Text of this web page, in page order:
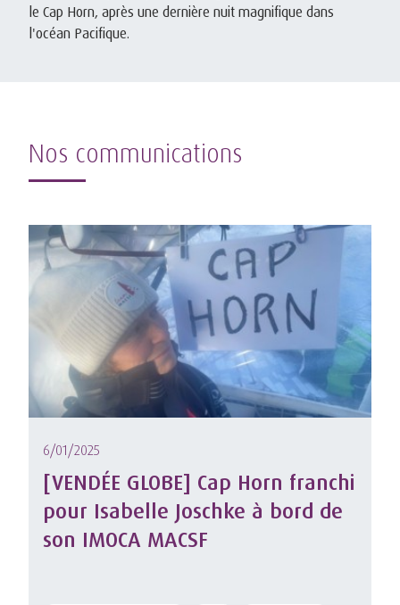
le Cap Horn, après une dernière nuit magnifique dans
l'océan Pacifique.
Nos communications
6/01/2025
[VENDÉE GLOBE] Cap Horn franchi
pour Isabelle Joschke à bord de
son IMOCA MACSF